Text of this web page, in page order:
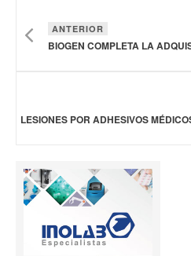
ANTERIOR